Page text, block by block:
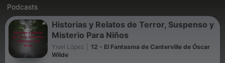
Podcasts
Historias y Relatos de Terror, Suspenso y
Misterio Para Niños
Yisel López
12 - El Fantasma de Canterville de Óscar
Wilde